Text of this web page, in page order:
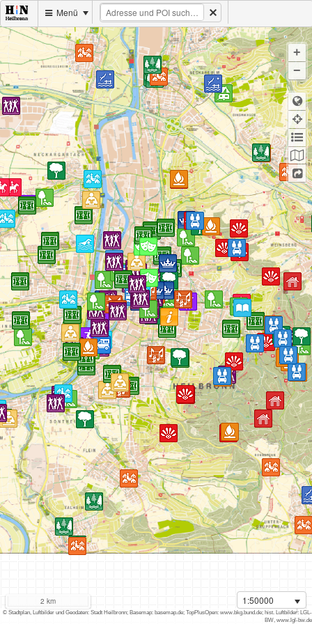
+
−
i
2 km
Menü
1:50000
© Stadtplan, Luftbilder und Geodaten: Stadt Heilbronn; Basemap: basemap.de; TopPlusOpen: www.bkg.bund.de; hist. Luftbilder: LGL-
BW, www.lgl-bw.de